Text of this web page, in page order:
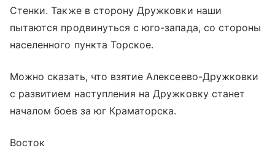
Стенки. Также в сторону Дружковки наши
пытаются продвинуться с юго-запада, со стороны
населенного пункта Торское.
Можно сказать, что взятие Алексеево-Дружковки
с развитием наступления на Дружковку станет
началом боев за юг Краматорска.
Восток